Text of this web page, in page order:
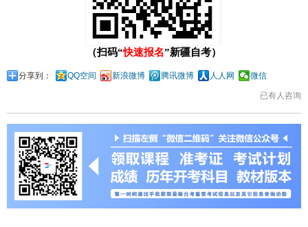
（扫码“快速报名”新疆自考）
分享到： QQ空间 新浪微博 腾讯微博 人人网 微信
已有人咨询